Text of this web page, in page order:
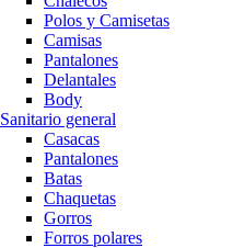
Polos y Camisetas
Camisas
Pantalones
Delantales
Body
Sanitario general
Casacas
Pantalones
Batas
Chaquetas
Gorros
Forros polares